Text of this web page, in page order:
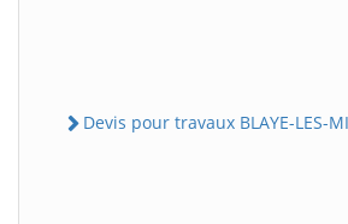
Devis pour travaux BLAYE-LES-